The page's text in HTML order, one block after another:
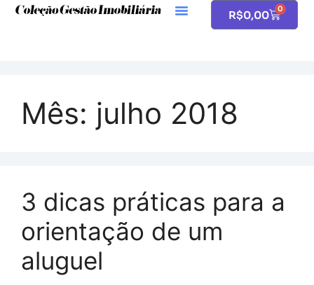
R$0,00 0
Mês: julho 2018
3 dicas práticas para a
orientação de um
aluguel